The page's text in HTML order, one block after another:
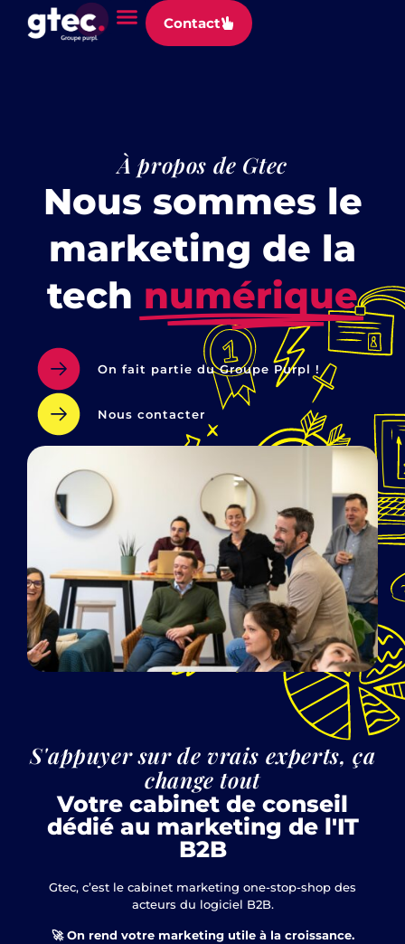
Panneau de gestion des cookies
Contact
À propos de Gtec
Nous sommes le
marketing de la
tech numérique
On fait partie du Groupe Purpl !
Nous contacter
S'appuyer sur de vrais experts, ça
change tout
Votre cabinet de conseil
dédié au marketing de l'IT
B2B
Gtec, c’est le cabinet marketing one-stop-shop des
acteurs du logiciel B2B.
🚀 On rend votre marketing utile à la croissance.